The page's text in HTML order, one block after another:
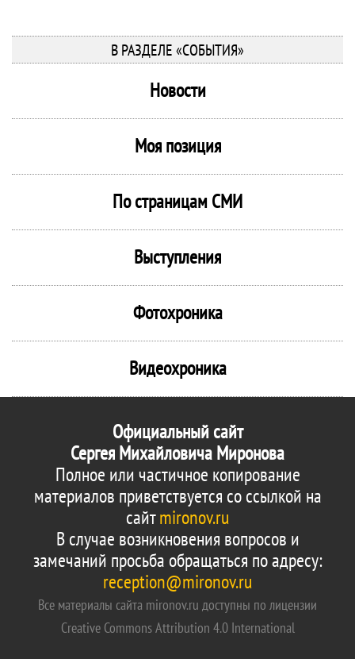
В РАЗДЕЛЕ «СОБЫТИЯ»
Новости
Моя позиция
По страницам СМИ
Выступления
Фотохроника
Видеохроника
Официальный сайт
Сергея Михайловича Миронова
Полное или частичное копирование
материалов приветствуется со ссылкой на
сайтmironov.ru
В случае возникновения вопросов и
замечаний просьба обращаться по адресу:
reception@mironov.ru
Все материалы сайта mironov.ru доступны по лицензии
Creative Commons Attribution 4.0 International